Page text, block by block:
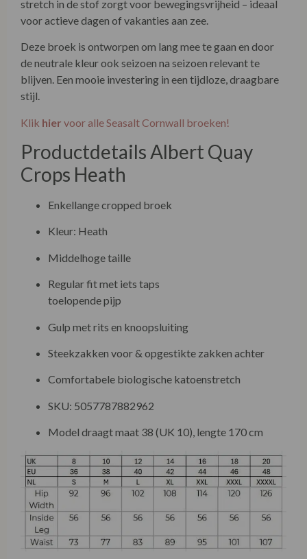
stretch in de stof zorgt voor bewegingsvrijheid – ideaal
voor actieve dagen of vakanties aan zee.
Deze broek is ontworpen om lang mee te gaan en door
de neutrale kleur ook seizoen na seizoen relevant te
blijven. Een mooie investering in een tijdloze, draagbare
stijl.
Klik hier voor alle Seasalt Cornwall broeken!
Productdetails Albert Quay
Crops Heath
Enkellange cropped broek
Kleur: Heath
Middelhoge taille
Regular fit met iets taps
toelopende pijp
Gulp met rits en knoopsluiting
Steekzakken voor & opgestikte zakken achter
Comfortabele biologische katoenstretch
SKU: 5057787882962
Model draagt maat 38 (UK 10), lengte 170 cm